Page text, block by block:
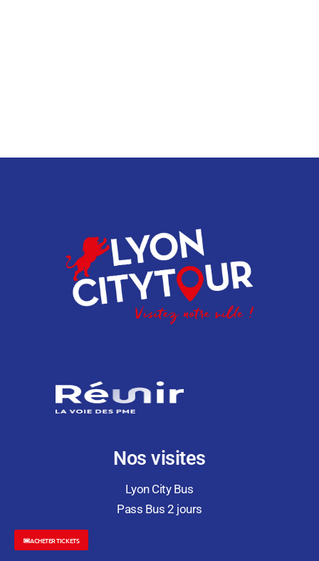
Nos visites
Lyon City Bus
Pass Bus 2 jours
ACHETER TICKETS